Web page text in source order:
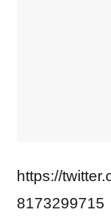
https://
8173299715